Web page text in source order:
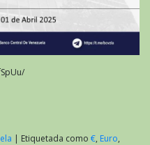
| Etiquetada como €, Euro,